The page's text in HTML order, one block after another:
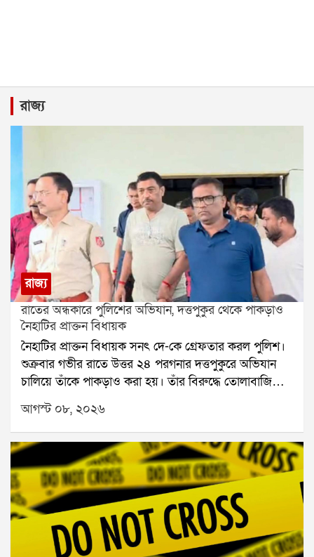
রাজ্য
রাজ্য
রাতের অন্ধকারে পুলিশের অভিযান, দত্তপুকুর থেকে পাকড়াও
নৈহাটির প্রাক্তন বিধায়ক
নৈহাটির প্রাক্তন বিধায়ক সনৎ দে-কে গ্রেফতার করল পুলিশ।
শুক্রবার গভীর রাতে উত্তর ২৪ পরগনার দত্তপুকুরে অভিযান
চালিয়ে তাঁকে পাকড়াও করা হয়। তাঁর বিরুদ্ধে তোলাবাজি
এবং ভোট পরবর্তী হিংসার অভিযোগ রয়েছে বলে পুলিশ সূত্রে
জানা গিয়েছে। শনিবার তাঁকে বারাকপুর আদালতে তোলা
হবে।২০২৪ সালের উপনির্বাচনে নৈহাটি বিধানসভা কেন্দ্র
থেকে জয়ী হয়েছিলেন সনৎ দে। তবে তার আগে থেকেই তাঁর
বিরুদ্ধে একাধিক অভিযোগ উঠেছিল। স্থানীয় সূত্রে তাঁর
বিরুদ্ধে তোলাবাজি এবং জমি দখলের অভিযোগ ছিল বলে
জানা যায়। ২০২১ সালের বিধানসভা নির্বাচনের পর ভোট
পরবর্তী হিংসার ঘটনাতেও তাঁর নাম জড়িয়েছিল বলে
অভিযোগ।২০২৬ সালের বিধানসভা নির্বাচনের পর রাজ্যে
আগস্ট ০৮, ২০২৬